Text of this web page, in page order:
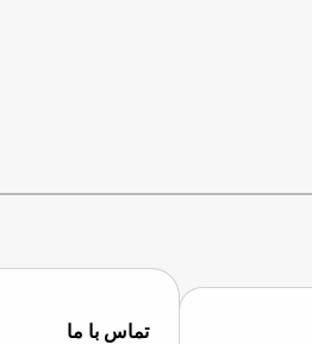
تماس با ما